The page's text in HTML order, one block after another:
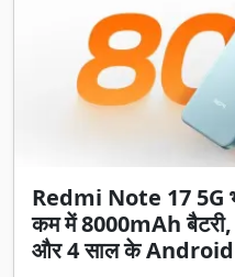
Redmi Note 17 5G
कम में 8000mAh
और 4 साल के